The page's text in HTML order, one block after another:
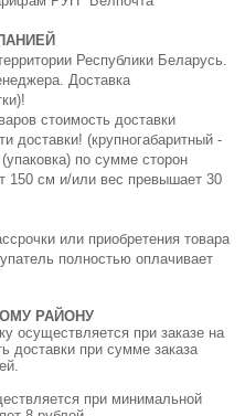
Республики Беларусь.
Доставка
стоимость доставки
доставки! (крупногабаритный -
по сумме сторон
150 см и/или вес превышает 30
или приобретения товара
полностью оплачивает
РАЙОНУ
при заказе на
доставки при сумме заказа
при минимальной